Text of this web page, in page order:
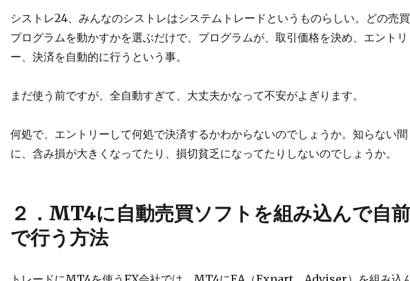
シストレ24、みんなのシストレはシステムトレードというものらしい。どの売買
プログラムを動かすかを選ぶだけで、プログラムが、取引価格を決め、エントリ
ー、決済を自動的に行うという事。
まだ使う前ですが、全自動すぎて、大丈夫かなって不安がよぎります。
何処で、エントリーして何処で決済するかわからないのでしょうか。知らない間
に、含み損が大きくなってたり、損切貧乏になってたりしないのでしょうか。
２．MT4に自動売買ソフトを組み込んで自前
で行う方法